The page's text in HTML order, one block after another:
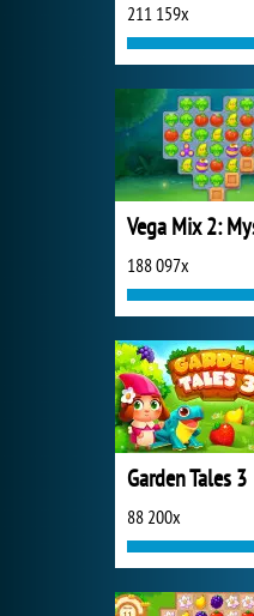
211 159x
188 097x
Garden Tales 3
88 200x